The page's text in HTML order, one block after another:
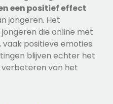
een positief effect
jongeren. Het
die online met
positieve emoties
blijven echter het
van het